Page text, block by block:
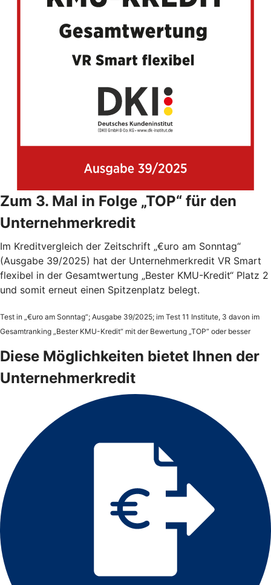
Zum 3. Mal in Folge „TOP“ für den
Unternehmerkredit
Im Kreditvergleich der Zeitschrift „€uro am Sonntag“
(Ausgabe 39/2025) hat der Unternehmerkredit VR Smart
flexibel in der Gesamtwertung „Bester KMU-Kredit“ Platz 2
und somit erneut einen Spitzenplatz belegt.
Test in „€uro am Sonntag“; Ausgabe 39/2025; im Test 11 Institute, 3 davon im
Gesamtranking „Bester KMU-Kredit“ mit der Bewertung „TOP“ oder besser
Diese Möglichkeiten bietet Ihnen der
Unternehmerkredit